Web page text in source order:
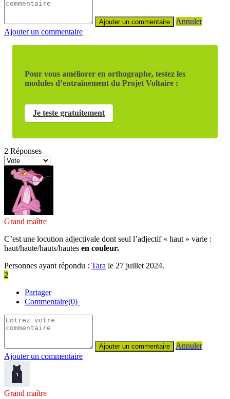
Annuler
Ajouter un commentaire
Pour vous améliorer en orthographe, testez les
modules d’entraînement du Projet Voltaire :
Je teste gratuitement
2 Réponses
Grand maître
C’est une locution adjectivale dont seul l’adjectif « haut » varie :
haut/haute/hauts/hautes en couleur.
Personnes ayant répondu : Tara le 27 juillet 2024.
2
Partager
Commentaire(0)
Annuler
Ajouter un commentaire
Grand maître